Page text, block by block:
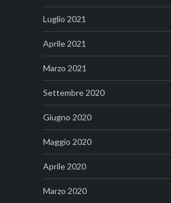
Luglio 2021
Aprile 2021
Marzo 2021
Settembre 2020
Giugno 2020
Maggio 2020
Aprile 2020
Marzo 2020